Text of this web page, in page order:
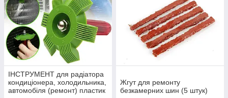
ІНСТРУМЕНТ для радіатора
кондиціонера, холодильника,
автомобіля (ремонт) пластик
Жгут для ремонту
безкамерних шин (5 штук)